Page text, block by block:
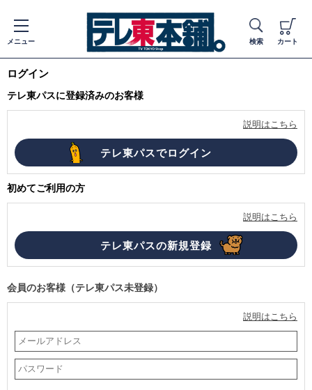
メニュー 検索 カート
ログイン
テレ東パスに登録済みのお客様
説明はこちら
初めてご利用の方
説明はこちら
会員のお客様（テレ東パス未登録）
説明はこちら